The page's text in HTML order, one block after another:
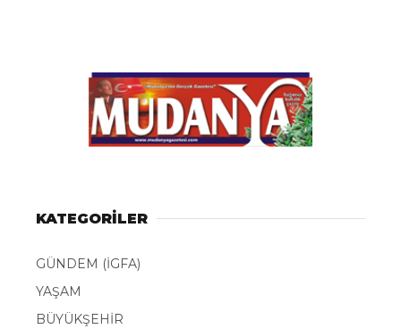
KATEGORİLER
GÜNDEM (İGFA)
YAŞAM
BÜYÜKŞEHİR